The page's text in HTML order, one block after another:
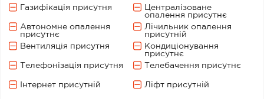
Газифікація присутня
Централізоване
опалення присутнє
Автономне опалення
присутнє
Лічильник опалення
присутній
Вентиляція присутня
Кондиціонування
присутнє
Телефонізація присутня
Телебачення присутнє
Інтернет присутній Ліфт присутній